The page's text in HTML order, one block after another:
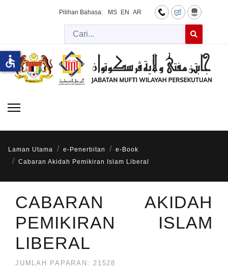
Pilihan Bahasa: MS EN AR
Cari
Laman Utama e-Penerbitan
e-Book
Cabaran Akidah Pemikiran Islam Liberal
CABARAN AKIDAH
PEMIKIRAN ISLAM
LIBERAL
JUMLAH PAPARAN: 21528
accessible